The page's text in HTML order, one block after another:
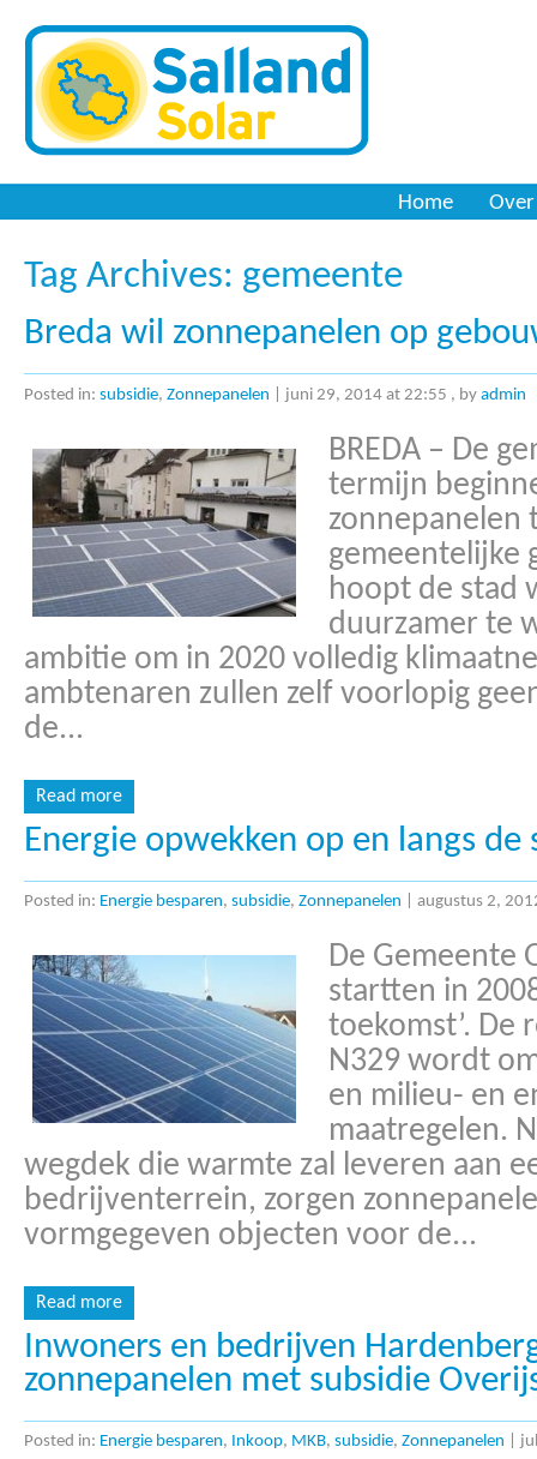
Home
Tag Archives: gemeente
Breda wil zonnepanelen op
Posted in: subsidie, Zonnepanelen juni 29, 2014 at 22:55 , by admin
BREDA – De
termijn
zonnepanelen
gemeentelijke
hoopt de stad
duurzamer te
ambitie om in 2020 volledig
ambtenaren zullen zelf voorlopig
de...
Read more
Energie opwekken op en langs de
Posted in: Energie besparen, subsidie, Zonnepanelen augustus 2,
De Gemeente
startten in
toekomst’. De
N329 wordt
en milieu- en
maatregelen.
wegdek die warmte zal leveren aan
bedrijventerrein, zorgen
vormgegeven objecten voor de...
Read more
Inwoners en bedrijven
zonnepanelen met subsidie
Posted in: Energie besparen, Inkoop, MKB, subsidie, Zonnepanelen